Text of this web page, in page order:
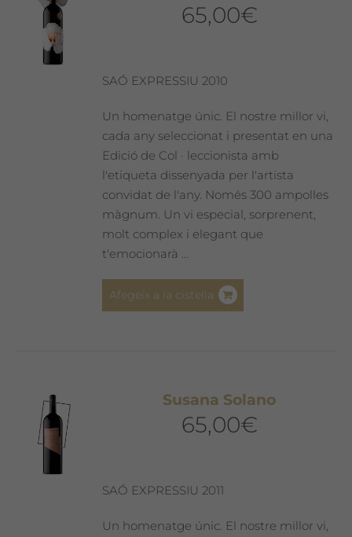
65,00€
SAÓ EXPRESSIU 2010
Un homenatge únic. El nostre millor vi,
cada any seleccionat i presentat en una
Edició de Col · leccionista amb
l'etiqueta dissenyada per l'artista
convidat de l'any. Només 300 ampolles
màgnum. Un vi especial, sorprenent,
molt complex i elegant que
t'emocionarà ...
Afegeix a la cistella
Susana Solano
65,00€
SAÓ EXPRESSIU 2011
Un homenatge únic. El nostre millor vi,